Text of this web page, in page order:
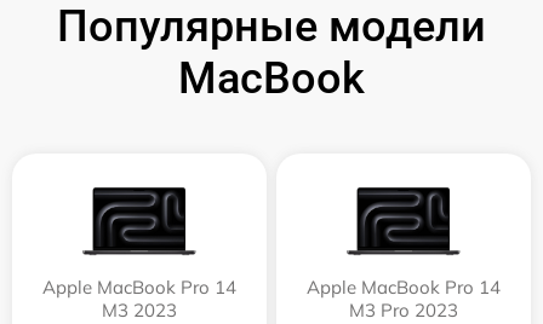
Популярные модели
MacBook
Apple MacBook Pro 14
M3 2023
Apple MacBook Pro 14
M3 Pro 2023